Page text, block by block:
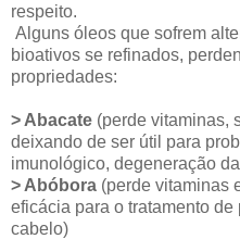
respeito.
Alguns óleos que sofrem
bioativos se refinados,
propriedades:
> Abacate (perde vitaminas,
deixando de ser útil para
imunológico, degeneração
> Abóbora (perde vitaminas
eficácia para o tratamento
cabelo)